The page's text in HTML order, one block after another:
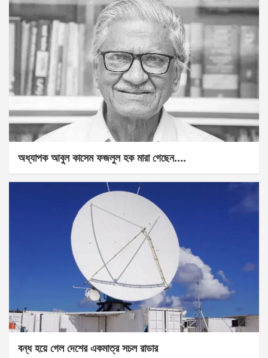
অধ্যাপক আবুল কাসেম ফজলুল হক মারা গেছেন….
বন্ধ হয়ে গেল দেশের একমাত্র সচল রাডার